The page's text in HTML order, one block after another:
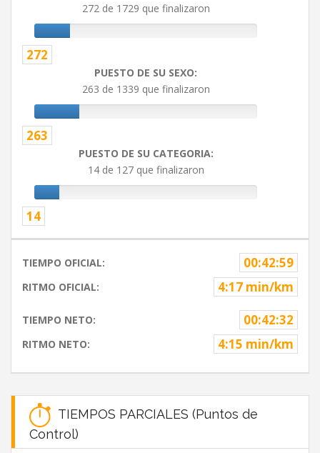
272 de 1729 que finalizaron
272
PUESTO DE SU SEXO:
263 de 1339 que finalizaron
263
PUESTO DE SU CATEGORIA:
14 de 127 que finalizaron
14
TIEMPO OFICIAL: 00:42:59
RITMO OFICIAL: 4:17 min/km
TIEMPO NETO: 00:42:32
RITMO NETO: 4:15 min/km
TIEMPOS PARCIALES (Puntos de
Control)